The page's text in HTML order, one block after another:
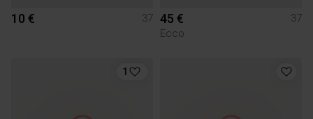
10 € 37 45 €
37
Ecco
1